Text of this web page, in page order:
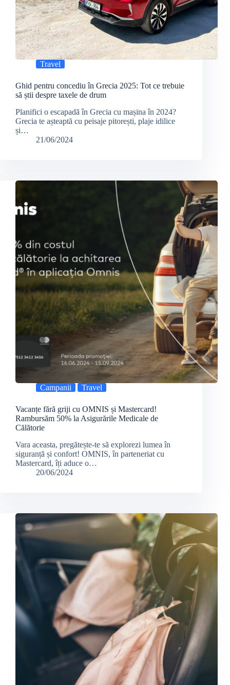
Travel
Ghid pentru concediu în Grecia 2025: Tot ce trebuie
să știi despre taxele de drum
Planifici o escapadă în Grecia cu mașina în 2024?
Grecia te așteaptă cu peisaje pitorești, plaje idilice
și…
21/06/2024
Campanii Travel
Vacanțe fără griji cu OMNIS și Mastercard!
Rambursăm 50% la Asigurările Medicale de
Călătorie
Vara aceasta, pregătește-te să explorezi lumea în
siguranță și confort! OMNIS, în parteneriat cu
Mastercard, îți aduce o…
20/06/2024